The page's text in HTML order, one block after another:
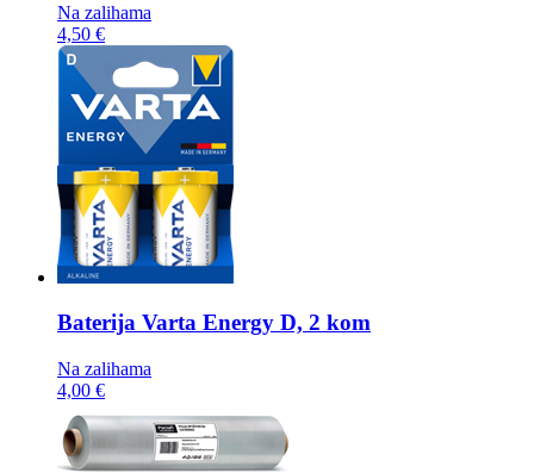
Na zalihama
4,50 €
Baterija Varta Energy D, 2 kom
Na zalihama
4,00 €